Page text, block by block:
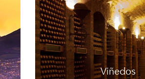
Viñedos